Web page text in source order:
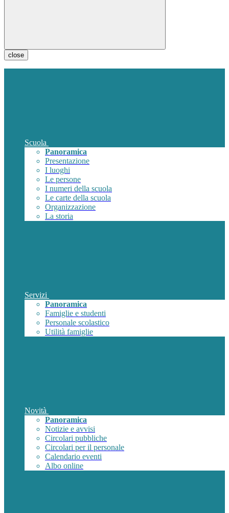
close
Scuola
Panoramica
Presentazione
I luoghi
Le persone
I numeri della scuola
Le carte della scuola
Organizzazione
La storia
Servizi
Panoramica
Famiglie e studenti
Personale scolastico
Utilità famiglie
Novità
Panoramica
Notizie e avvisi
Circolari pubbliche
Circolari per il personale
Calendario eventi
Albo online